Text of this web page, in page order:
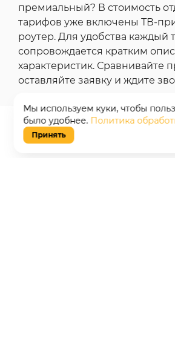
премиальный? В стоимость
тарифов уже включены ТВ-
роутер. Для удобства каждый
сопровождается кратким
характеристик. Сравнивайте
оставляйте заявку и ждите
Преимущества
Мы используем куки, чтобы
было удобнее. Политика
Принять